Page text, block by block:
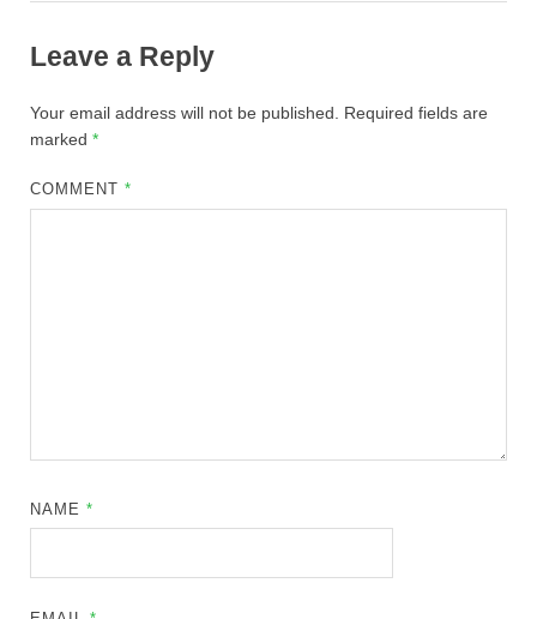
Leave a Reply
Your email address will not be published.
Required fields are
marked *
COMMENT*
NAME*